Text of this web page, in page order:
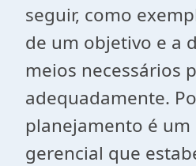
seguir, como
de um objetivo e a
meios necessários
adequadamente.
planejamento é um
gerencial que